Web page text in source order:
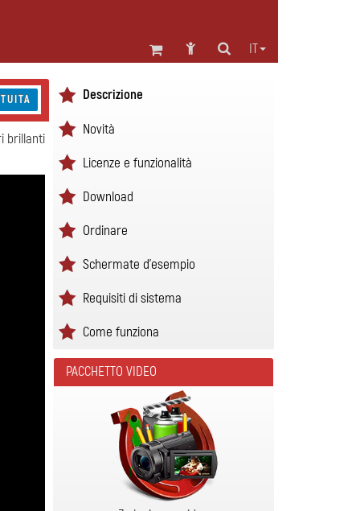
IT
brillanti
Descrizione
Novità
Licenze e funzionalità
Download
Ordinare
Schermate d'esempio
Requisiti di sistema
Come funziona
PACCHETTO VIDEO